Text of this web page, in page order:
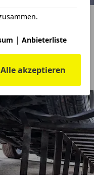
| Anbieterliste
Alle akzeptieren
zu beachten
Alle
für den Austausch
es zu beachten